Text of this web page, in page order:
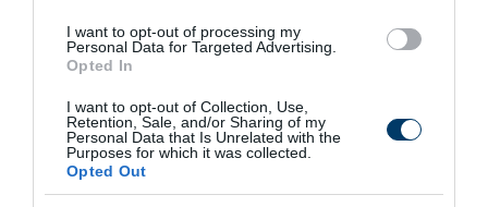
I want to opt-out of processing my
Personal Data for Targeted Advertising.
Opted In
I want to opt-out of Collection, Use,
Retention, Sale, and/or Sharing of my
Personal Data that Is Unrelated with the
Purposes for which it was collected.
Opted Out
8 h 50 min